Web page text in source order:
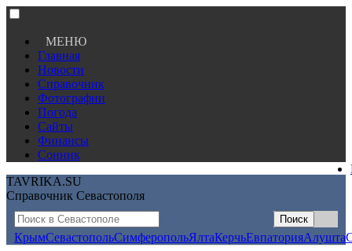
МЕНЮ
Главная
Новости
Справочник
Фотографии
Погода
Сайты
Финансы
Сонник
TAVRIKA.SU
Справочник Севастополя
КрымСевастопольСимферопольЯлтаКерчьЕвпаторияАлушта